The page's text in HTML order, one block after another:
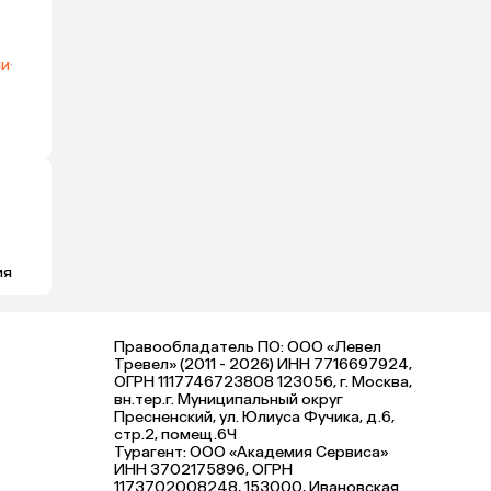
·
Правообладатель ПО: ООО «Левел
Тревел» (2011 - 2026) ИНН 7716697924,
ОГРН 1117746723808 123056, г. Москва,
вн.тер.г. Муниципальный округ
Пресненский, ул. Юлиуса Фучика, д.6,
стр.2, помещ.6Ч
Турагент: ООО «Академия Сервиса»
ИНН 3702175896, ОГРН